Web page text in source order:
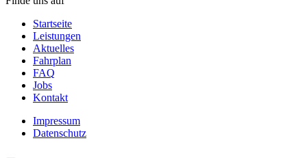
Startseite
Leistungen
Aktuelles
Fahrplan
FAQ
Jobs
Kontakt
Impressum
Datenschutz